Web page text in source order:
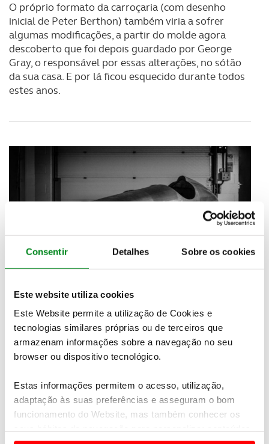
Consentir Detalhes Sobre os cookies
Este website utiliza cookies
Este Website permite a utilização de Cookies e
tecnologias similares próprias ou de terceiros que
armazenam informações sobre a navegação no seu
browser ou dispositivo tecnológico.
Estas informações permitem o acesso, utilização,
adaptação às suas preferências e asseguram o bom
funcionamento do Website, mas também conhecer os
O próprio formato da carroçaria (com desenho
inicial de Peter Berthon) também viria a sofrer
algumas modificações, a partir do molde agora
descoberto que foi depois guardado por George
Gray, o responsável por essas alterações, no sótão
da sua casa. E por lá ficou esquecido durante todos
estes anos.
Com a descoberta do molde original temos a
especificações do primeiro Fórmula 1 britânico
carro que não é visto há mais de 70 anos”, afirma
Paul Owen, neto de Sir Alfred Owen, um empresário
que investiu somas consideráveis na produção de
desenvolvimento de modelos de competição BRM
que venceram corridas de Fórmula 1 no início da
década de 60.
A construção do “novo” BRM V16 vai ser